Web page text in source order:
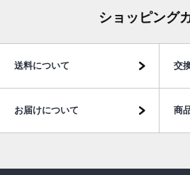
ショッピング
送料について 交
お届けについて 商